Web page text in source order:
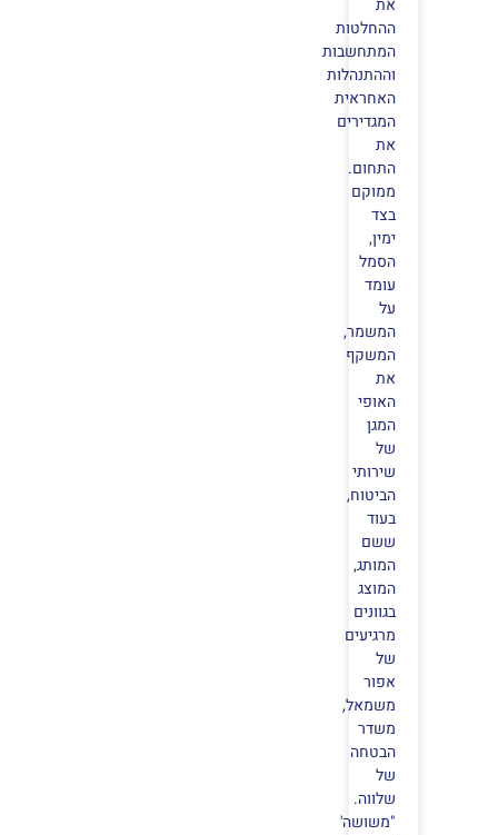
את
ההחלטות
המתחשבות
וההתנהלות
האחראית
המגדירים
את
התחום.
ממוקם
בצד
ימין,
הסמל
עומד
על
המשמר,
המשקף
את
האופי
המגן
של
שירותי
הביטוח,
בעוד
ששם
המותג,
המוצג
בגוונים
מרגיעים
של
אפור
משמאל,
משדר
הבטחה
של
שלווה.
"משושה'